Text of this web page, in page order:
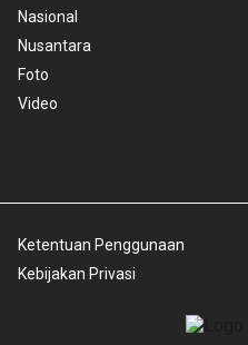
Nasional
Nusantara
Foto
Video
Ketentuan Penggunaan
Kebijakan Privasi